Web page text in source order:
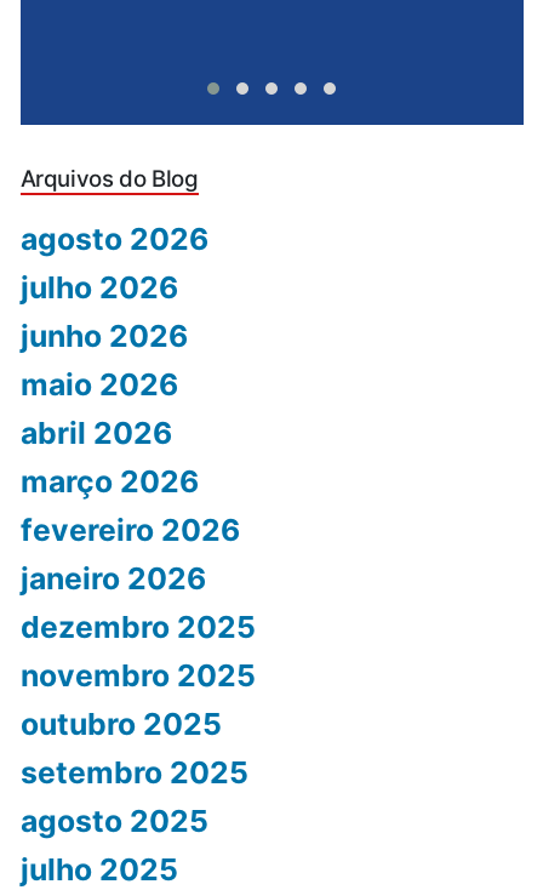
Arquivos do Blog
agosto 2026
julho 2026
junho 2026
maio 2026
abril 2026
março 2026
fevereiro 2026
janeiro 2026
dezembro 2025
novembro 2025
outubro 2025
setembro 2025
agosto 2025
julho 2025